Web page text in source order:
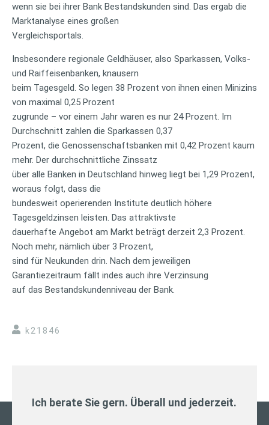
wenn sie bei ihrer Bank Bestandskunden sind. Das ergab die
Marktanalyse eines großen
Vergleichsportals.
Insbesondere regionale Geldhäuser, also Sparkassen, Volks-
und Raiffeisenbanken, knausern
beim Tagesgeld. So legen 38 Prozent von ihnen einen Minizins
von maximal 0,25 Prozent
zugrunde – vor einem Jahr waren es nur 24 Prozent. Im
Durchschnitt zahlen die Sparkassen 0,37
Prozent, die Genossenschaftsbanken mit 0,42 Prozent kaum
mehr. Der durchschnittliche Zinssatz
über alle Banken in Deutschland hinweg liegt bei 1,29 Prozent,
woraus folgt, dass die
bundesweit operierenden Institute deutlich höhere
Tagesgeldzinsen leisten. Das attraktivste
dauerhafte Angebot am Markt beträgt derzeit 2,3 Prozent.
Noch mehr, nämlich über 3 Prozent,
sind für Neukunden drin. Nach dem jeweiligen
Garantiezeitraum fällt indes auch ihre Verzinsung
auf das Bestandskundenniveau der Bank.
k21846
Ich berate Sie gern. Überall und jederzeit.